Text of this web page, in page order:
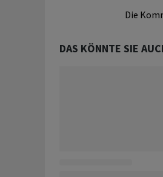
Die
DAS KÖNNTE SIE